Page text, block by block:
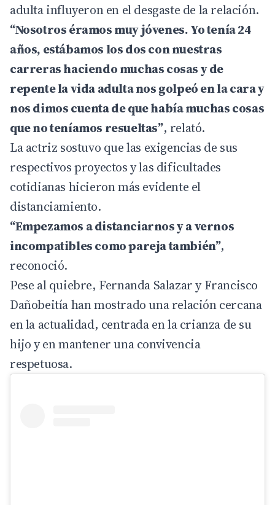
adulta influyeron en el desgaste de la relación.
“Nosotros éramos muy jóvenes. Yo tenía 24
años, estábamos los dos con nuestras
carreras haciendo muchas cosas y de
repente la vida adulta nos golpeó en la cara y
nos dimos cuenta de que había muchas cosas
que no teníamos resueltas”, relató.
La actriz sostuvo que las exigencias de sus
respectivos proyectos y las dificultades
cotidianas hicieron más evidente el
distanciamiento.
“Empezamos a distanciarnos y a vernos
incompatibles como pareja también”,
reconoció.
Pese al quiebre, Fernanda Salazar y Francisco
Dañobeitía han mostrado una relación cercana
en la actualidad, centrada en la crianza de su
hijo y en mantener una convivencia
respetuosa.